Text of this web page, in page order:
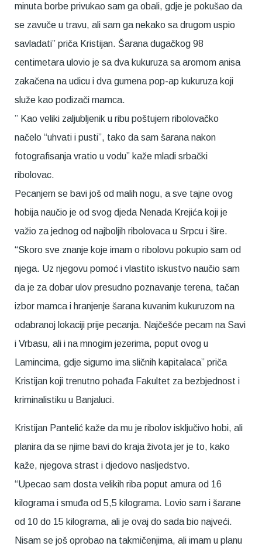
minuta borbe privukao sam ga obali, gdje je pokušao da
se zavuče u travu, ali sam ga nekako sa drugom uspio
savladati” priča Kristijan. Šarana dugačkog 98
centimetara ulovio je sa dva kukuruza sa aromom anisa
zakačena na udicu i dva gumena pop-ap kukuruza koji
služe kao podizači mamca.
” Kao veliki zaljubljenik u ribu poštujem ribolovačko
načelo “uhvati i pusti”, tako da sam šarana nakon
fotografisanja vratio u vodu” kaže mladi srbački
ribolovac.
Pecanjem se bavi još od malih nogu, a sve tajne ovog
hobija naučio je od svog djeda Nenada Krejića koji je
važio za jednog od najboljih ribolovaca u Srpcu i šire.
“Skoro sve znanje koje imam o ribolovu pokupio sam od
njega. Uz njegovu pomoć i vlastito iskustvo naučio sam
da je za dobar ulov presudno poznavanje terena, tačan
izbor mamca i hranjenje šarana kuvanim kukuruzom na
odabranoj lokaciji prije pecanja. Najčešće pecam na Savi
i Vrbasu, ali i na mnogim jezerima, poput ovog u
Lamincima, gdje sigurno ima sličnih kapitalaca” priča
Kristijan koji trenutno pohađa Fakultet za bezbjednost i
kriminalistiku u Banjaluci.
Kristijan Pantelić kaže da mu je ribolov isključivo hobi, ali
planira da se njime bavi do kraja života jer je to, kako
kaže, njegova strast i djedovo nasljedstvo.
“Upecao sam dosta velikih riba poput amura od 16
kilograma i smuđa od 5,5 kilograma. Lovio sam i šarane
od 10 do 15 kilograma, ali je ovaj do sada bio najveći.
Nisam se još oprobao na takmičenjima, ali imam u planu